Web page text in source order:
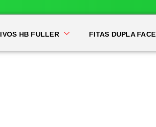
HB FULLER FITAS DUPLA FACE